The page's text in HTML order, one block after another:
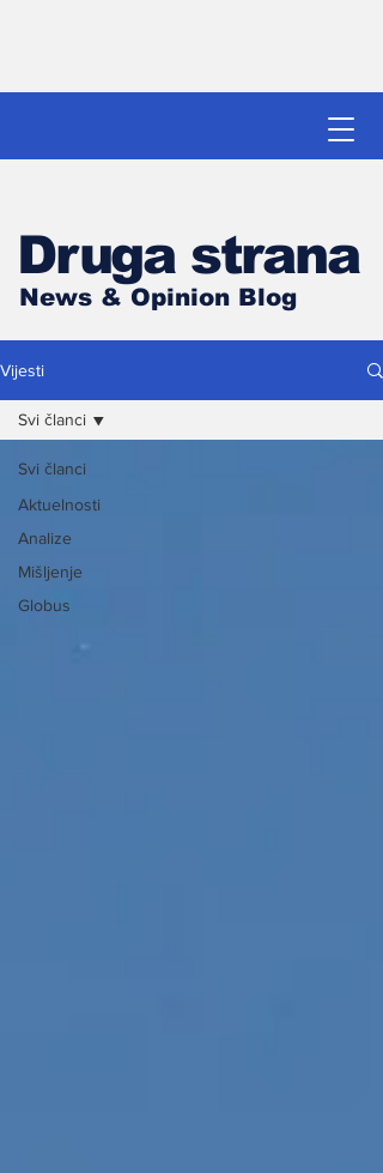
Druga strana
News & Opinion Blog
Vijesti
Svi članci
Aktuelnosti
Analize
Mišljenje
Globus
Svi članci